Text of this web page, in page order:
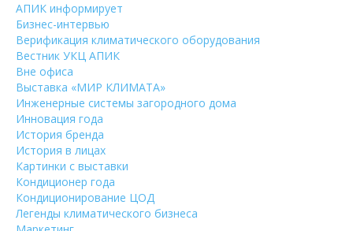
АПИК информирует
Бизнес-интервью
Верификация климатического оборудования
Вестник УКЦ АПИК
Вне офиса
Выставка «МИР КЛИМАТА»
Инженерные системы загородного дома
Инновация года
История бренда
История в лицах
Картинки с выставки
Кондиционер года
Кондиционирование ЦОД
Легенды климатического бизнеса